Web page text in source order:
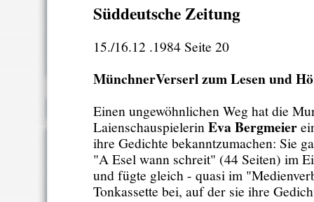
Süddeutsche Zeitung
15./16.12 .1984 Seite 20
MünchnerVerserl zum Lesen und
Einen ungewöhnlichen Weg hat die
Laienschauspielerin Eva Bergmeier
ihre Gedichte bekanntzumachen: Sie
"A Esel wann schreit" (44 Seiten) im
und fügte gleich - quasi im
Tonkassette bei, auf der sie ihre